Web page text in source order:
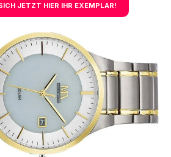
JETZT HIER IHR EXEMPLAR!